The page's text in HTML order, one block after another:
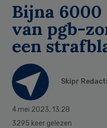
Bijna 6000
van pgb-
een
Skipr
4 mei 2023, 13:28
3295 keer gelezen